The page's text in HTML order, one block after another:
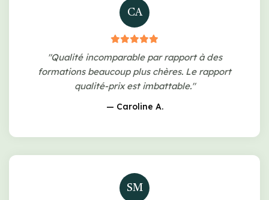
CA
"Qualité incomparable par rapport à des
formations beaucoup plus chères. Le rapport
qualité-prix est imbattable."
— Caroline A.
SM